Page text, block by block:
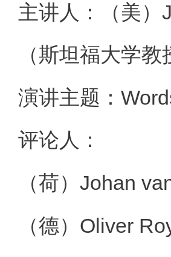
主讲人：（美）
（斯坦福大学
演讲主题：
评论人：
（荷） Johan
（德） Oliver